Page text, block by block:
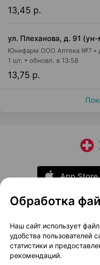
13,45 р.
ул. Плеханова, д. 91
Юнифарм ООО Аптека №7
13,75 р.
1 шт. обновл. в 13:58
О проекте
Размещение рекламы
Публичный
Обработка
Наш сайт использует
удобства пользователей
статистики и
рекомендаций.